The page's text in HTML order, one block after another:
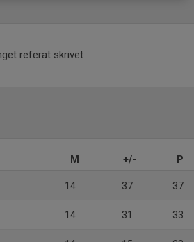
referat skrivet
M +/- P
14 37 37
14 31 33